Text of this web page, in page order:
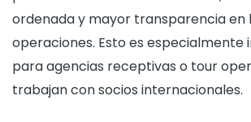
ordenada y mayor transparencia en
operaciones. Esto es
para agencias receptivas o tour
trabajan con socios internacionales.